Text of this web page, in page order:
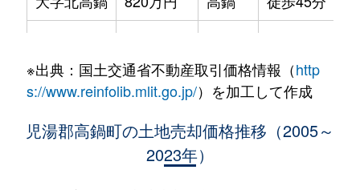
大字北高鍋
200万円 高鍋 徒歩45分
540万円
※出典：国土交通省不動産取引価格情報（http
s://www.reinfolib.mlit.go.jp/）を加工して作成
児湯郡高鍋町の土地売却価格推移（2005～
2023年）